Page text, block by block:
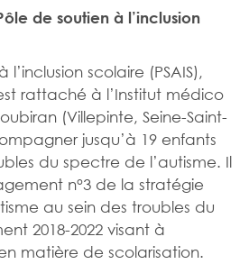
de soutien à l’inclusion
scolaire (PSAIS),
rattaché à l’Institut médico
(Villepinte, Seine-Saint-
jusqu’à 19 enfants
du spectre de l’autisme. Il
n°3 de la stratégie
au sein des troubles du
2018-2022 visant à
matière de scolarisation.